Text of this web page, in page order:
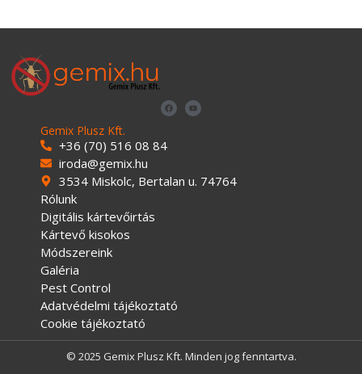
Gemix Plusz Kft.
+36 (70) 516 08 84
iroda@gemix.hu
3534 Miskolc, Bertalan u. 74764
Rólunk
Digitális kártevőirtás
Kártevő kisokos
Módszereink
Galéria
Pest Control
Adatvédelmi tájékoztató
Cookie tájékoztató
© 2025 Gemix Plusz Kft. Minden jog fenntartva.